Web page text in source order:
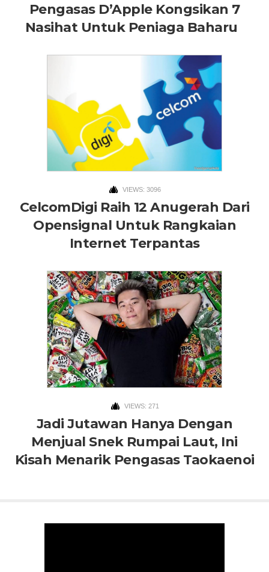
Pengasas D’Apple Kongsikan 7
Nasihat Untuk Peniaga Baharu
VIEWS: 3096
CelcomDigi Raih 12 Anugerah Dari
Opensignal Untuk Rangkaian
Internet Terpantas
VIEWS: 271
Jadi Jutawan Hanya Dengan
Menjual Snek Rumpai Laut, Ini
Kisah Menarik Pengasas Taokaenoi